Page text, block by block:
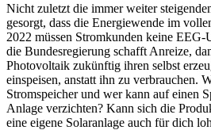
Nicht zuletzt die immer weiter
gesorgt, dass die Energiewende im
2022 müssen Stromkunden keine EEG-
die Bundesregierung schafft Anreize,
Photovoltaik zukünftig ihren selbst
einspeisen, anstatt ihn zu verbrauchen.
Stromspeicher und wer kann auf einen
Anlage verzichten? Kann sich die
eine eigene Solaranlage auch für dich